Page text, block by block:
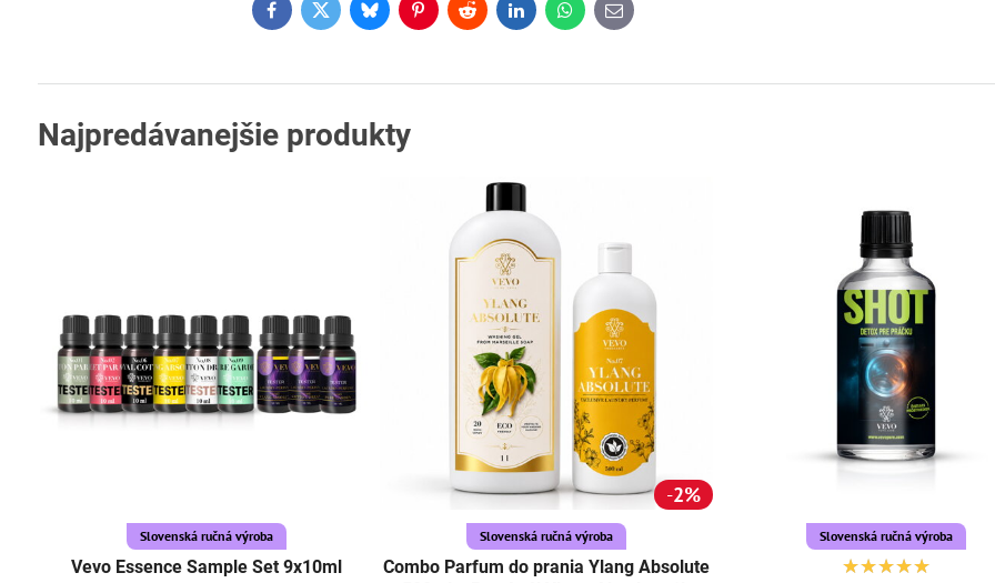
FacebookTwitterBlueskyPinterestRedditLinkedInWhatsApp
E-
mail
Najpredávanejšie produkty
Slovenská ručná výroba
Vevo Essence Sample Set 9x10ml
2%
Slovenská ručná výroba
Combo Parfum do prania Ylang Absolute
Slovenská ručná výroba